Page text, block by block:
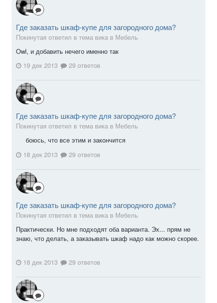
Где заказать шкаф-купе для загородного дома?
Покинутая ответил в тема вика в Мебель
Owl, и добавить нечего именно так
19 дек 2013
29 ответов
Где заказать шкаф-купе для загородного дома?
Покинутая ответил в тема вика в Мебель
боюсь, что все этим и закончится
18 дек 2013
29 ответов
Где заказать шкаф-купе для загородного дома?
Покинутая ответил в тема вика в Мебель
Практически. Но мне подходят оба варианта. Эх... прям не
знаю, что делать, а заказывать шкаф надо как можно скорее.
18 дек 2013 29 ответов